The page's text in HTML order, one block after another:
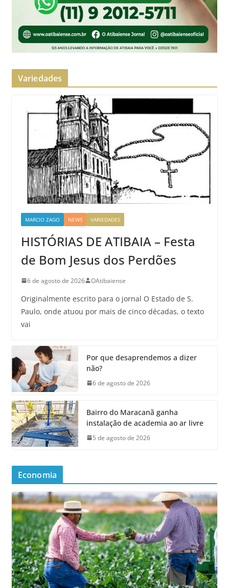
Variedades
MARCIO ZAGO NEWS VARIEDADES
HISTÓRIAS DE ATIBAIA – Festa
de Bom Jesus dos Perdões
6 de agosto de 2026 OAtibaiense
Originalmente escrito para o jornal O Estado de S.
Paulo, onde atuou por mais de cinco décadas, o texto
vai
Por que desaprendemos a dizer
não?
6 de agosto de 2026
Bairro do Maracanã ganha
instalação de academia ao ar livre
5 de agosto de 2026
Economia